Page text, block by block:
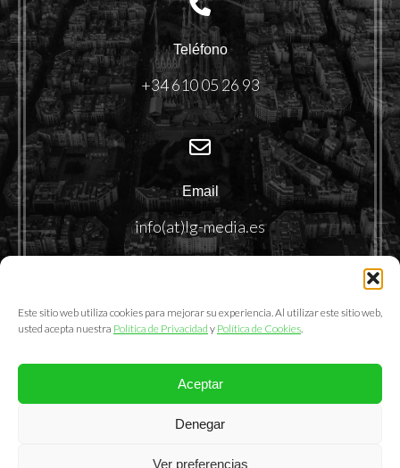
Este sitio web utiliza cookies para mejorar su experiencia. Al utilizar este sitio web,
usted acepta nuestra Política de Privacidad y Política de Cookies.
Aceptar
Denegar
Ver preferencias
Teléfono
+34 610 05 26 93
Email
info(at)lg-media.es
@2025. LemonGrass Communications S.L.